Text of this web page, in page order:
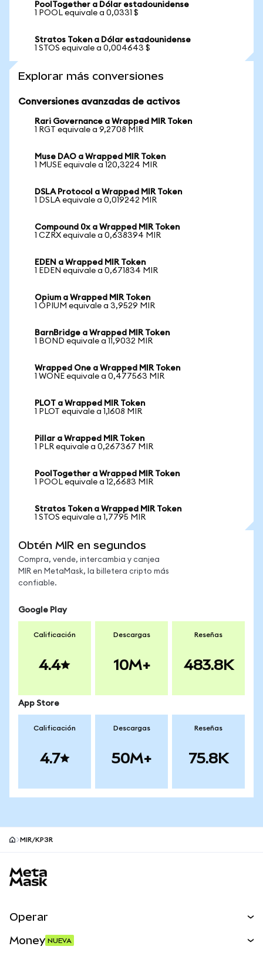
PoolTogether a Dólar estadounidense
1 POOL equivale a 0,0331 $
Stratos Token a Dólar estadounidense
1 STOS equivale a 0,004643 $
Explorar más conversiones
Conversiones avanzadas de activos
Rari Governance a Wrapped MIR Token
1 RGT equivale a 9,2708 MIR
Muse DAO a Wrapped MIR Token
1 MUSE equivale a 120,3224 MIR
DSLA Protocol a Wrapped MIR Token
1 DSLA equivale a 0,019242 MIR
Compound 0x a Wrapped MIR Token
1 CZRX equivale a 0,638394 MIR
EDEN a Wrapped MIR Token
1 EDEN equivale a 0,671834 MIR
Opium a Wrapped MIR Token
1 OPIUM equivale a 3,9529 MIR
BarnBridge a Wrapped MIR Token
1 BOND equivale a 11,9032 MIR
Wrapped One a Wrapped MIR Token
1 WONE equivale a 0,477563 MIR
PLOT a Wrapped MIR Token
1 PLOT equivale a 1,1608 MIR
Pillar a Wrapped MIR Token
1 PLR equivale a 0,267367 MIR
PoolTogether a Wrapped MIR Token
1 POOL equivale a 12,6683 MIR
Stratos Token a Wrapped MIR Token
1 STOS equivale a 1,7795 MIR
Obtén MIR en segundos
Compra, vende, intercambia y canjea
MIR en MetaMask, la billetera cripto más
confiable.
Google Play
Calificación
4.4
Descargas
10M+
Reseñas
483.8K
App Store
Calificación
4.7
Descargas
50M+
Reseñas
75.8K
MIR/KP3R
Operar
Money NUEVA